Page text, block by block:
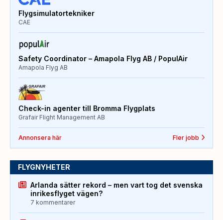
Flygsimulatortekniker
CAE
Safety Coordinator – Amapola Flyg AB / PopulAir
Amapola Flyg AB
Check-in agenter till Bromma Flygplats
Grafair Flight Management AB
Annonsera här Fler jobb
FLYGNYHETER
Arlanda sätter rekord – men vart tog det svenska
inrikesflyget vägen?
7 kommentarer